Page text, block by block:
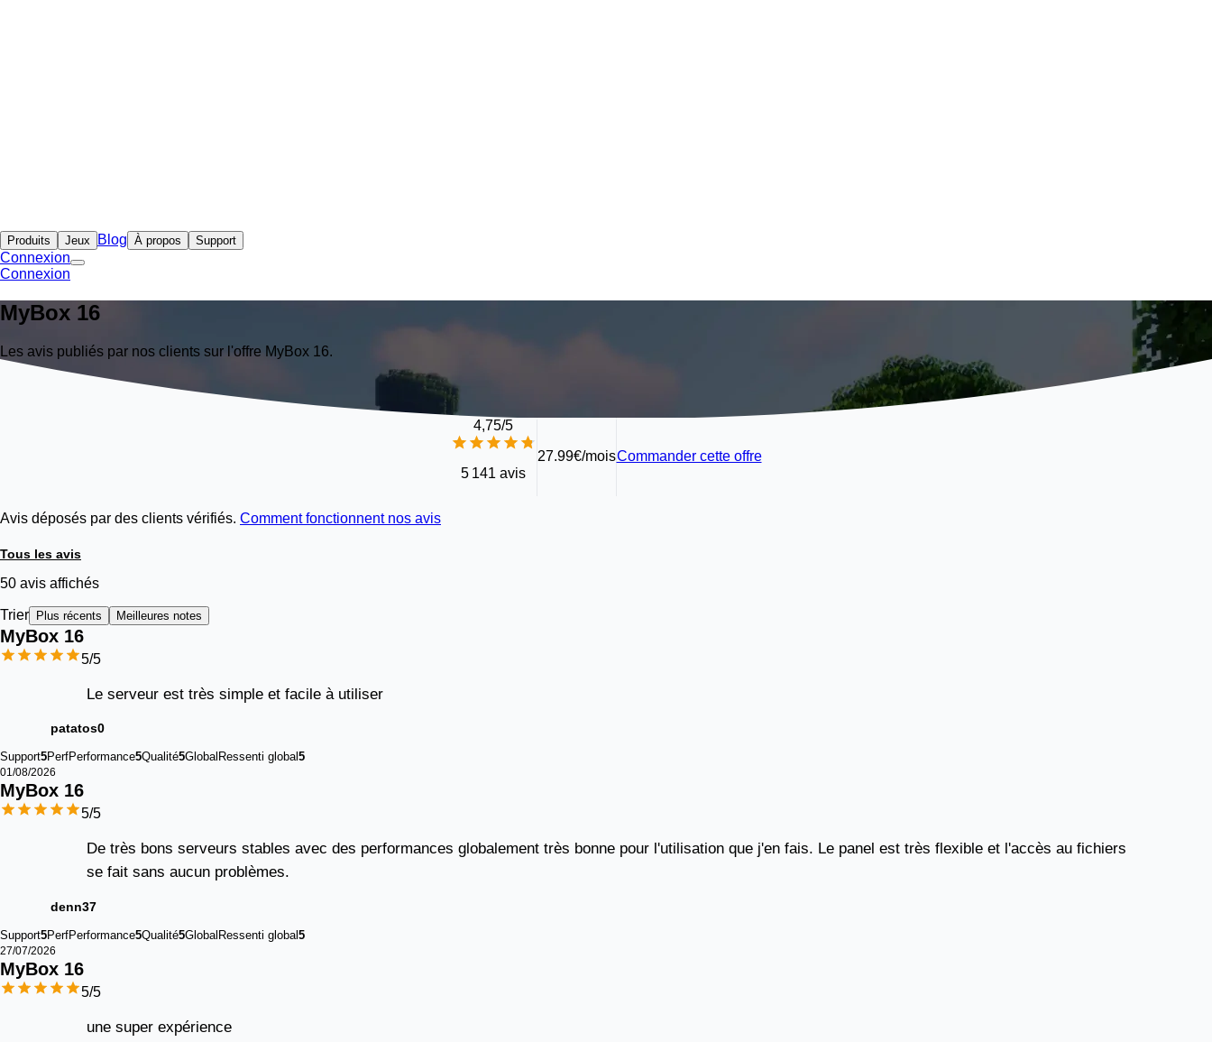
Produits Jeux Blog À propos Support
Connexion
Connexion
MyBox 16
Les avis publiés par nos clients sur l'offre MyBox 16.
4,75/5
5 141 avis
27.99€/moisCommander cette offre
Avis déposés par des clients vérifiés. Comment fonctionnent nos avis
Tous les avis
50 avis affichés
Trier Plus récents Meilleures notes
MyBox 16
5/5
Le serveur est très simple et facile à utiliser
patatos0
Support5PerfPerformance5Qualité5Global Ressenti global5
01/08/2026
MyBox 16
5/5
De très bons serveurs stables avec des performances globalement très bonne pour l'utilisation que j'en fais. Le panel est très flexible et l'accès au fichiers
se fait sans aucun problèmes.
denn37
Support5PerfPerformance5Qualité5Global Ressenti global5
27/07/2026
MyBox 16
5/5
une super expérience